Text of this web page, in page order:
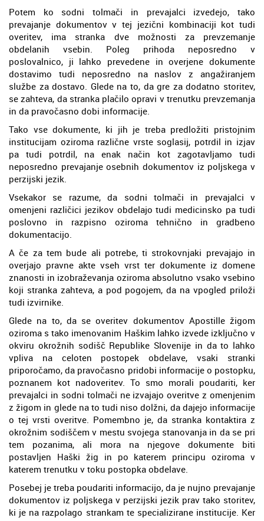
Potem ko sodni tolmači in prevajalci izvedejo, tako
prevajanje dokumentov v tej jezični kombinaciji kot tudi
overitev, ima stranka dve možnosti za prevzemanje
obdelanih vsebin. Poleg prihoda neposredno v
poslovalnico, ji lahko prevedene in overjene dokumente
dostavimo tudi neposredno na naslov z angažiranjem
službe za dostavo. Glede na to, da gre za dodatno storitev,
se zahteva, da stranka plačilo opravi v trenutku prevzemanja
in da pravočasno dobi informacije.
Tako vse dokumente, ki jih je treba predložiti pristojnim
institucijam oziroma različne vrste soglasij, potrdil in izjav
pa tudi potrdil, na enak način kot zagotavljamo tudi
neposredno prevajanje osebnih dokumentov iz poljskega v
perzijski jezik.
Vsekakor se razume, da sodni tolmači in prevajalci v
omenjeni različici jezikov obdelajo tudi medicinsko pa tudi
poslovno in razpisno oziroma tehnično in gradbeno
dokumentacijo.
A če za tem bude ali potrebe, ti strokovnjaki prevajajo in
overjajo pravne akte vseh vrst ter dokumente iz domene
znanosti in izobraževanja oziroma absolutno vsako vsebino
koji stranka zahteva, a pod pogojem, da na vpogled priloži
tudi izvirnike.
Glede na to, da se overitev dokumentov Apostille žigom
oziroma s tako imenovanim Haškim lahko izvede izključno v
okviru okrožnih sodišč Republike Slovenije in da to lahko
vpliva na celoten postopek obdelave, vsaki stranki
priporočamo, da pravočasno pridobi informacije o postopku,
poznanem kot nadoveritev. To smo morali poudariti, ker
prevajalci in sodni tolmači ne izvajajo overitve z omenjenim
z žigom in glede na to tudi niso dolžni, da dajejo informacije
o tej vrsti overitve. Pomembno je, da stranka kontaktira z
okrožnim sodiščem v mestu svojega stanovanja in da se pri
tem pozanima, ali mora na njegove dokumente biti
postavljen Haški žig in po katerem principu oziroma v
katerem trenutku v toku postopka obdelave.
Posebej je treba poudariti informacijo, da je nujno prevajanje
dokumentov iz poljskega v perzijski jezik prav tako storitev,
ki je na razpolago strankam te specializirane institucije. Ker